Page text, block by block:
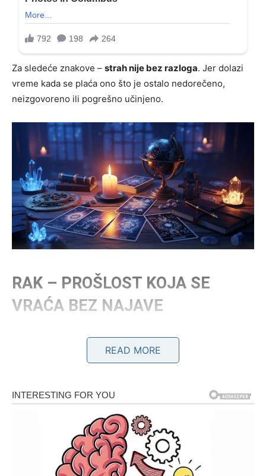
Za sledeće znakove – strah nije bez razloga. Jer dolazi
vreme kada se plaća ono što je ostalo nedorečeno,
neizgovoreno ili pogrešno učinjeno.
RAK – PROŠLOST KOJA SE
VRAĆA BEZ NAJAVE
Rak je znak emocija, sećanja i prošlih veza. I upravo tu
leži njegov karmički teret. U prethodnom periodu mnogi
manipulisali emocijama drugih
igrali ulogu žrtve kada to nisu bili
ostajali u odnosima iz straha, a ne iz ljubavi
READ MORE